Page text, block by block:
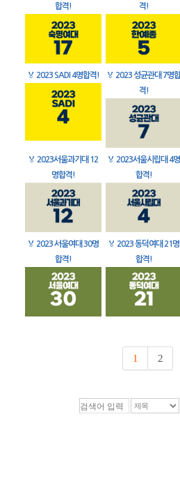
합격!
격!
🏅 2023 SADI 4명합격! 🏅 2023 성균관대 7명
격!
🏅 2023서울과기대 12
명합격!
🏅 2023서울시립대 4명
합격!
🏅 2023 서울여대 30명
합격!
🏅 2023 동덕여대 21명
합격!
1 2